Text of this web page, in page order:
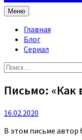
Меню
Главная
Блог
Сериал
Найти:
Письмо: «Как
16.02.2020
В этом письме автор